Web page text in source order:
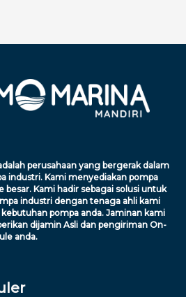
perusahaan yang bergerak dalam
industri. Kami menyediakan pompa
besar. Kami hadir sebagai solusi untuk
industri dengan tenaga ahli kami
pompa anda. Jaminan kami
dijamin Asli dan pengiriman On-
anda.